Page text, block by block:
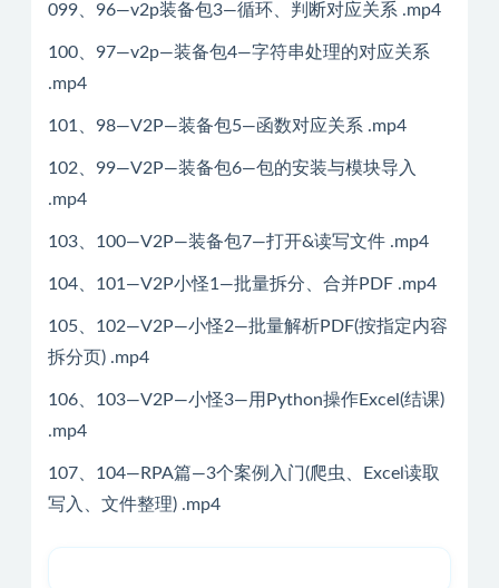
099、96—v2p装备包3—循环、判断对应关系 .mp4
100、97—v2p—装备包4—字符串处理的对应关系
.mp4
101、98—V2P—装备包5—函数对应关系 .mp4
102、99—V2P—装备包6—包的安装与模块导入
.mp4
103、100—V2P—装备包7—打开&读写文件 .mp4
104、101—V2P小怪1—批量拆分、合并PDF .mp4
105、102—V2P—小怪2—批量解析PDF(按指定内容
拆分页) .mp4
106、103—V2P—小怪3—用Python操作Excel(结课)
.mp4
107、104—RPA篇—3个案例入门(爬虫、Excel读取
写入、文件整理) .mp4